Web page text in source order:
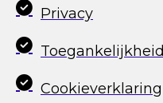
Privacy
Toegankelijkheid
Cookieverklaring